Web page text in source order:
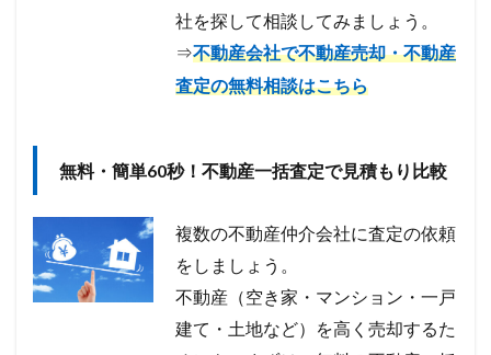
社を探して相談してみましょう。
⇒不動産会社で不動産売却・不動産
査定の無料相談はこちら
無料・簡単60秒！不動産一括査定で見積もり比較
複数の不動産仲介会社に査定の依頼
をしましょう。
不動産（空き家・マンション・一戸
建て・土地など）を高く売却するた